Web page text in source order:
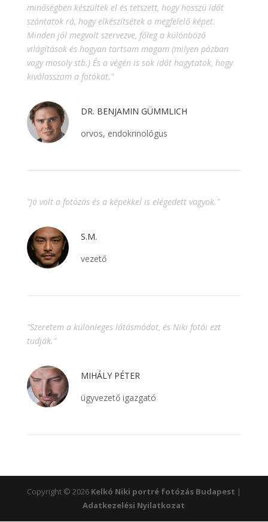
minőségben készültek el és tetszett, hogy hosszú időt
szántatok rá, hogy elkészítsétek a megfelelő képet.
Minden jól megvolt szervezve, főleg a különböző
világítások és hogyan tartsam magam (milyen pózban
vagy mosoly stb.) És a végén is sok időt hagytatok, hogy
kiválasszam a fotókat."
DR. BENJAMIN GÜMMLICH
orvos, endokrinológus
"Jó volt a fotózás és a képekkel is elégedett vagyok."
S.M.
vezető
"Szeretem a különleges látásmódot, és Niki fotói ezt
tudják."
MIHÁLY PÉTER
ügyvezető igazgató
Copyright © 2026 Kelkó Niki portré fotózás Budapest |
Adatkezelési Nyilatkozat